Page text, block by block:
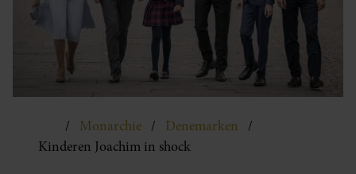
Monarchie
Denemarken
Kinderen Joachim in shock